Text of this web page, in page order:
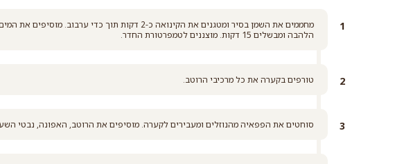
מחממים את השמן בסיר ומטגנים את הקינואה כ-2 דקות תוך כדי
הלהבה ומבשלים 15 דקות. מוצננים לטמפרטורת החדר.
טורפים בקערה את כל מרכיבי הרוטב.
סוחטים את הפפאיה מהנוזלים ומעבירים לקערה. מוסיפים את הרוטב, האפונה, נבטי